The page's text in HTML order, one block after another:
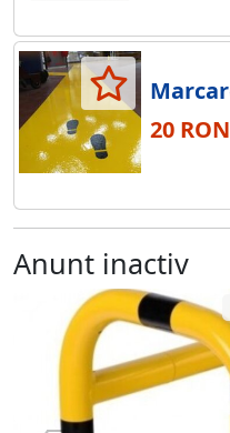
20 RON
Anunt inactiv